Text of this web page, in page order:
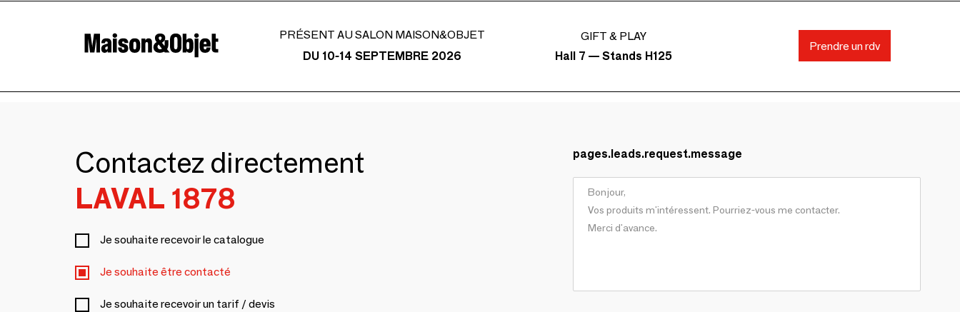
PRÉSENT AU SALON MAISON&OBJET
DU 10-14 SEPTEMBRE 2026
GIFT & PLAY
Hall 7 — Stands H125
Prendre un rdv
Contactez directement
LAVAL 1878
Je souhaite recevoir le catalogue
Je souhaite être contacté
Je souhaite recevoir un tarif / devis
pages.leads.request.message